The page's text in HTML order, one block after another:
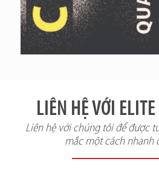
LIÊN HỆ VỚI
Liên hệ với chúng tôi để được
mắc một cách nhanh